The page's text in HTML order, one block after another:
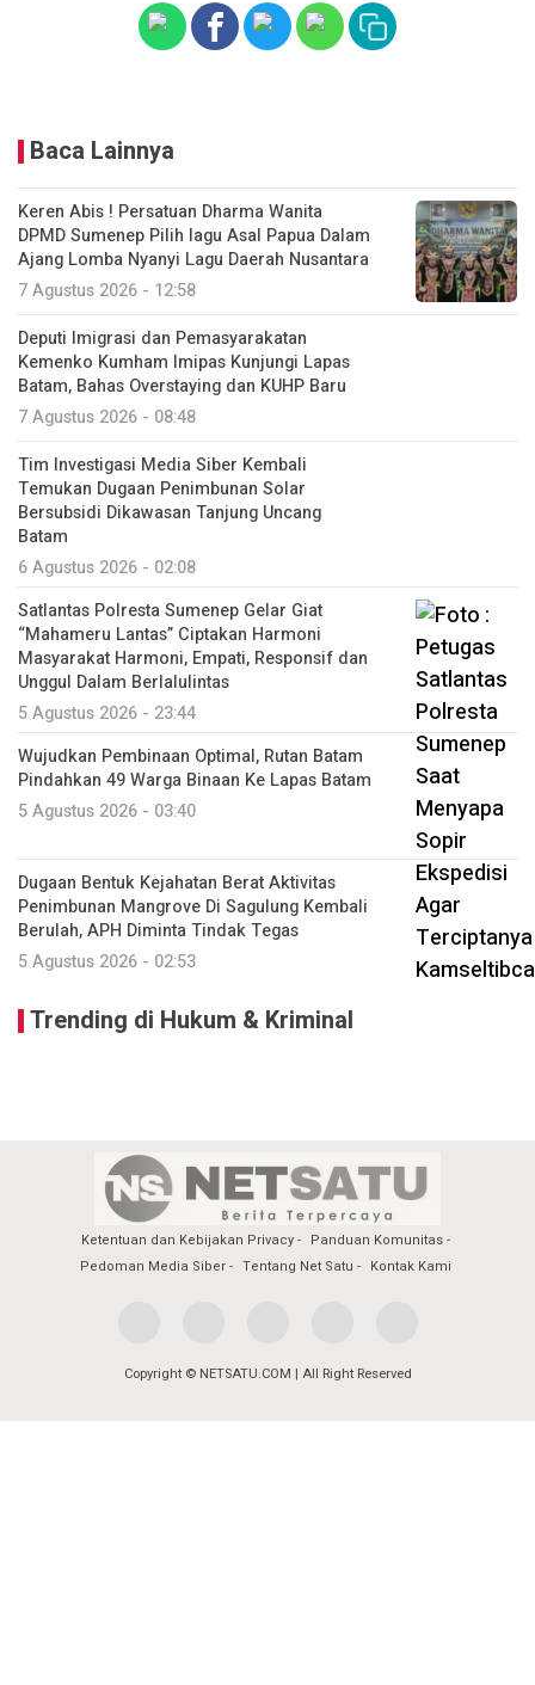
Baca Lainnya
Keren Abis ! Persatuan Dharma Wanita
DPMD Sumenep Pilih lagu Asal Papua Dalam
Ajang Lomba Nyanyi Lagu Daerah Nusantara
7 Agustus 2026 - 12:58
Deputi Imigrasi dan Pemasyarakatan
Kemenko Kumham Imipas Kunjungi Lapas
Batam, Bahas Overstaying dan KUHP Baru
7 Agustus 2026 - 08:48
Tim Investigasi Media Siber Kembali
Temukan Dugaan Penimbunan Solar
Bersubsidi Dikawasan Tanjung Uncang
Batam
6 Agustus 2026 - 02:08
Satlantas Polresta Sumenep Gelar Giat
“Mahameru Lantas” Ciptakan Harmoni
Masyarakat Harmoni, Empati, Responsif dan
Unggul Dalam Berlalulintas
5 Agustus 2026 - 23:44
Wujudkan Pembinaan Optimal, Rutan Batam
Pindahkan 49 Warga Binaan Ke Lapas Batam
5 Agustus 2026 - 03:40
Dugaan Bentuk Kejahatan Berat Aktivitas
Penimbunan Mangrove Di Sagulung Kembali
Berulah, APH Diminta Tindak Tegas
5 Agustus 2026 - 02:53
Trending di Hukum & Kriminal
Ketentuan dan Kebijakan Privacy
Panduan Komunitas
Pedoman Media Siber
Tentang Net Satu Kontak Kami
Copyright © NETSATU.COM | All Right Reserved